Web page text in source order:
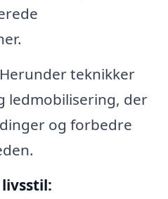
Herunder teknikker
ledmobilisering, der
og forbedre